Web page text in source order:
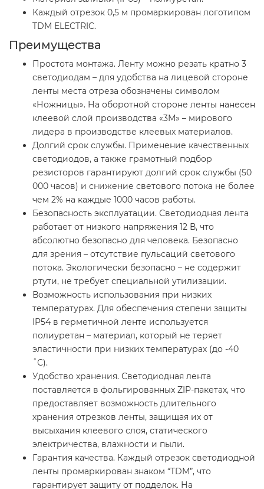
Каждый отрезок 0,5 м промаркирован логотипом
TDM ELECTRIC.
Преимущества
Простота монтажа. Ленту можно резать кратно 3
светодиодам – для удобства на лицевой стороне
ленты места отреза обозначены символом
«Ножницы». На оборотной стороне ленты нанесен
клеевой слой производства «3М» – мирового
лидера в производстве клеевых материалов.
Долгий срок службы. Применение качественных
светодиодов, а также грамотный подбор
резисторов гарантируют долгий срок службы (50
000 часов) и снижение светового потока не более
чем 2% на каждые 1000 часов работы.
Безопасность эксплуатации. Светодиодная лента
работает от низкого напряжения 12 В, что
абсолютно безопасно для человека. Безопасно
для зрения – отсутствие пульсаций светового
потока. Экологически безопасно – не содержит
ртути, не требует специальной утилизации.
Возможность использования при низких
температурах. Для обеспечения степени защиты
IP54 в герметичной ленте используется
полиуретан – материал, который не теряет
эластичности при низких температурах (до -40
˚С).
Удобство хранения. Светодиодная лента
поставляется в фольгированных ZIP-пакетах, что
предоставляет возможность длительного
хранения отрезков ленты, защищая их от
высыхания клеевого слоя, статического
электричества, влажности и пыли.
Гарантия качества. Каждый отрезок светодиодной
ленты промаркирован знаком “TDM”, что
гарантирует защиту от подделок. На